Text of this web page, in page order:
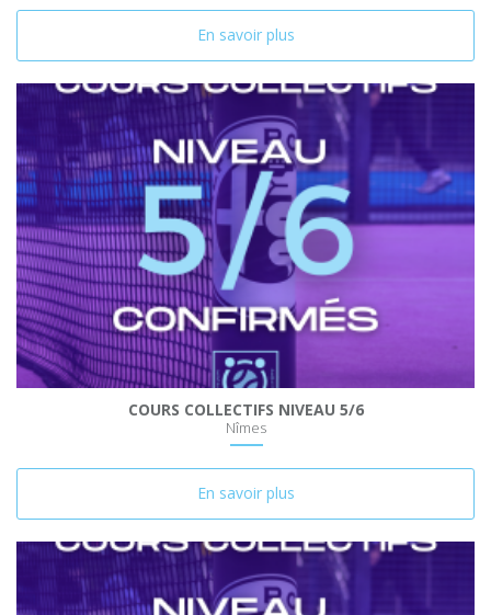
En savoir plus
COURS COLLECTIFS NIVEAU 5/6
Nîmes
En savoir plus